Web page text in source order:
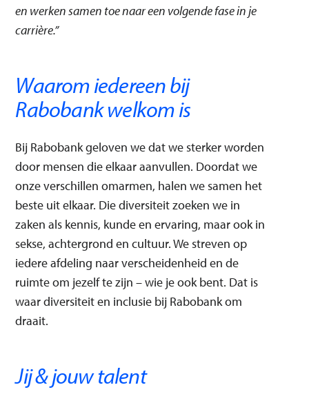
en werken samen toe naar een volgende fase in je
carrière.”
Waarom iedereen bij
Rabobank welkom is
Bij Rabobank geloven we dat we sterker worden
door mensen die elkaar aanvullen. Doordat we
onze verschillen omarmen, halen we samen het
beste uit elkaar. Die diversiteit zoeken we in
zaken als kennis, kunde en ervaring, maar ook in
sekse, achtergrond en cultuur. We streven op
iedere afdeling naar verscheidenheid en de
ruimte om jezelf te zijn – wie je ook bent. Dat is
waar diversiteit en inclusie bij Rabobank om
draait.
Jij & jouw talent